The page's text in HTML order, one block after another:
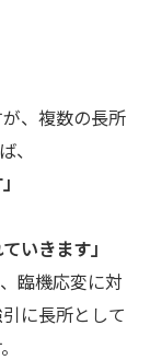
、複数の長所
、
いきます」
臨機応変に対
に長所として